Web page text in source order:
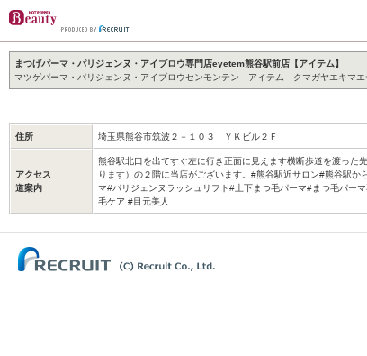
まつげパーマ・パリジェンヌ・アイブロウ専門店eyetem熊谷駅前店【アイテム】
マツゲパーマ・パリジェンヌ・アイブロウセンモンテン アイテム クマガヤエキマ
住所 埼玉県熊谷市筑波２－１０３ ＹＫビル２Ｆ
アクセス
道案内
熊谷駅北口を出てすぐ左に行き正面に見えます横断歩道を渡った
ります）の２階に当店がございます。#熊谷駅近サロン#熊谷駅か
マ#パリジェンヌラッシュリフト#上下まつ毛パーマ#まつ毛パー
毛ケア #目元美人